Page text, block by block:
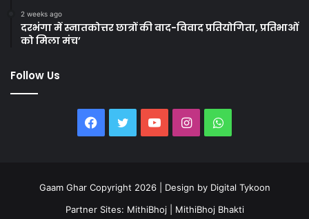
2 weeks ago
दरभंगा में स्नातकोत्तर छात्रों की वाद-विवाद प्रतियोगिता, प्रतिभाओं
को मिला मंच’
Follow Us
Facebook
TwitterYouTubeInstagramWhatsApp
Gaam Ghar Copyright 2026 | Design by Digital Tykoon
Partner Sites: MithiBhoj
MithiBhoj Bhakti